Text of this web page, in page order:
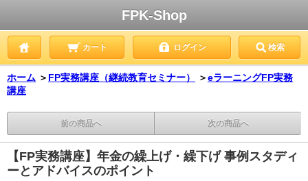
FPK-Shop
カート ログイン 検索
ホーム ＞ FP実務講座（継続教育セミナー） ＞eラーニングFP実務
講座
前の商品へ 次の商品へ
【FP実務講座】年金の繰上げ・繰下げ 事例スタディ
ーとアドバイスのポイント